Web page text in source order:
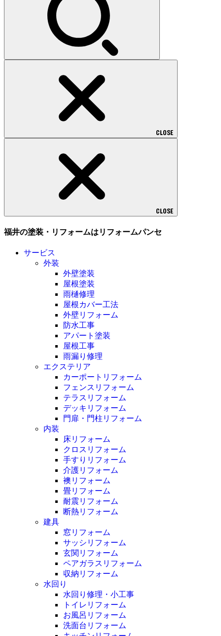
CLOSE
CLOSE
福井の塗装・リフォームはリフォームパンセ
サービス
外装
外壁塗装
屋根塗装
雨樋修理
屋根カバー工法
外壁リフォーム
防水工事
アパート塗装
屋根工事
雨漏り修理
エクステリア
カーポートリフォーム
フェンスリフォーム
テラスリフォーム
デッキリフォーム
門扉・門柱リフォーム
内装
床リフォーム
クロスリフォーム
手すりリフォーム
介護リフォーム
襖リフォーム
畳リフォーム
耐震リフォーム
断熱リフォーム
建具
窓リフォーム
サッシリフォーム
玄関リフォーム
ペアガラスリフォーム
収納リフォーム
水回り
水回り修理・小工事
トイレリフォーム
お風呂リフォーム
洗面台リフォーム